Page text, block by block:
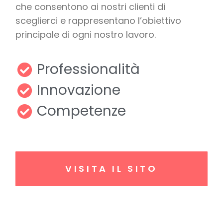
che consentono ai nostri clienti di
sceglierci e rappresentano l’obiettivo
principale di ogni nostro lavoro.
Professionalità
Innovazione
Competenze
VISITA IL SITO